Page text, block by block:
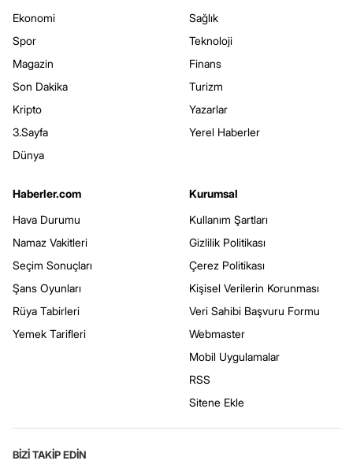
Ekonomi
Spor
Magazin
Son Dakika
Kripto
3.Sayfa
Dünya
Sağlık
Teknoloji
Finans
Turizm
Yazarlar
Yerel Haberler
Haberler.com
Hava Durumu
Namaz Vakitleri
Seçim Sonuçları
Şans Oyunları
Rüya Tabirleri
Yemek Tarifleri
Kurumsal
Kullanım Şartları
Gizlilik Politikası
Çerez Politikası
Kişisel Verilerin Korunması
Veri Sahibi Başvuru Formu
Webmaster
Mobil Uygulamalar
RSS
Sitene Ekle
BİZİ TAKİP EDİN